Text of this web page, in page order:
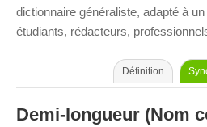
dictionnaire généraliste, adapté à
étudiants, rédacteurs,
Définition
Demi-longueur (Nom